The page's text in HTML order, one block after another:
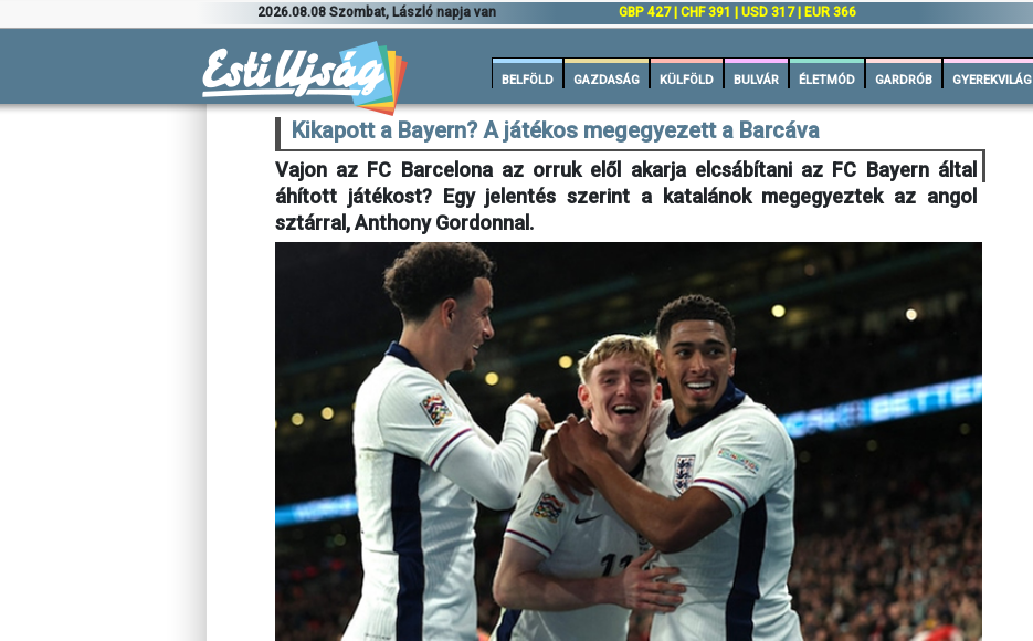
2026.08.08 Szombat, László napja van GBP 427 | CHF 391 | USD 317 | EUR 366
BELFÖLD GAZDASÁG KÜLFÖLD BULVÁR ÉLETMÓD GARDRÓB GYEREKVILÁG
Kikapott a Bayern? A játékos megegyezett a Barcáva
Vajon az FC Barcelona az orruk elől akarja elcsábítani az FC Bayern által
áhított játékost? Egy jelentés szerint a katalánok megegyeztek az angol
sztárral, Anthony Gordonnal.